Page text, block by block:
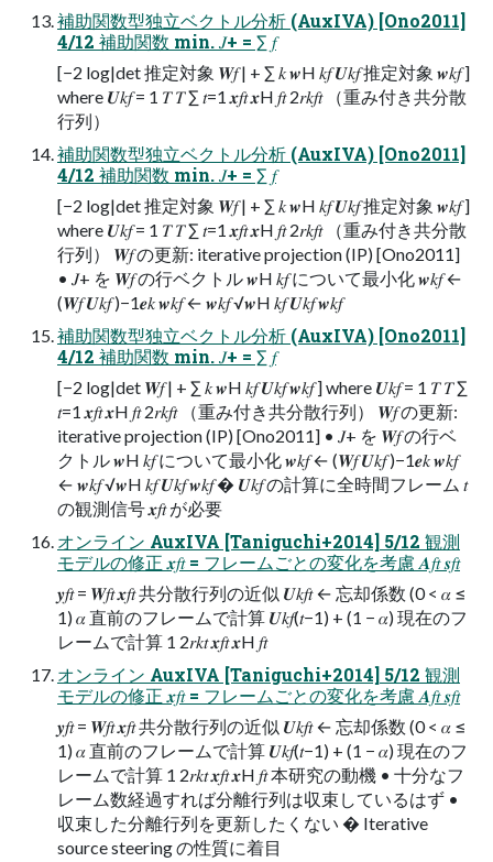
補助関数型独立ベクトル分析 (AuxIVA) [Ono2011]
4/12 補助関数 min. 𝐽+ = ∑ 𝑓
[−2 log|det 推定対象 𝑾𝑓 | + ∑ 𝑘 𝒘H 𝑘𝑓 𝑼𝑘𝑓 推定対象 𝒘𝑘𝑓 ]
where 𝑼𝑘𝑓 = 1 𝑇 𝑇 ∑ 𝑡=1 𝒙𝑓𝑡 𝒙H 𝑓𝑡 2𝑟𝑘𝑓𝑡 （重み付き共分散
行列）
補助関数型独立ベクトル分析 (AuxIVA) [Ono2011]
4/12 補助関数 min. 𝐽+ = ∑ 𝑓
[−2 log|det 推定対象 𝑾𝑓 | + ∑ 𝑘 𝒘H 𝑘𝑓 𝑼𝑘𝑓 推定対象 𝒘𝑘𝑓 ]
where 𝑼𝑘𝑓 = 1 𝑇 𝑇 ∑ 𝑡=1 𝒙𝑓𝑡 𝒙H 𝑓𝑡 2𝑟𝑘𝑓𝑡 （重み付き共分散
行列） 𝑾𝑓 の更新: iterative projection (IP) [Ono2011]
• 𝐽+ を 𝑾𝑓 の行ベクトル 𝒘H 𝑘𝑓 について最小化 𝒘𝑘𝑓 ←
(𝑾𝑓 𝑼𝑘𝑓 )−1𝒆𝑘 𝒘𝑘𝑓 ← 𝒘𝑘𝑓 √𝒘H 𝑘𝑓 𝑼𝑘𝑓 𝒘𝑘𝑓
補助関数型独立ベクトル分析 (AuxIVA) [Ono2011]
4/12 補助関数 min. 𝐽+ = ∑ 𝑓
[−2 log|det 𝑾𝑓 | + ∑ 𝑘 𝒘H 𝑘𝑓 𝑼𝑘𝑓 𝒘𝑘𝑓 ] where 𝑼𝑘𝑓 = 1 𝑇 𝑇 ∑
𝑡=1 𝒙𝑓𝑡 𝒙H 𝑓𝑡 2𝑟𝑘𝑓𝑡 （重み付き共分散行列） 𝑾𝑓 の更新:
iterative projection (IP) [Ono2011] • 𝐽+ を 𝑾𝑓 の行ベ
クトル 𝒘H 𝑘𝑓 について最小化 𝒘𝑘𝑓 ← (𝑾𝑓 𝑼𝑘𝑓 )−1𝒆𝑘 𝒘𝑘𝑓
← 𝒘𝑘𝑓 √𝒘H 𝑘𝑓 𝑼𝑘𝑓 𝒘𝑘𝑓 � 𝑼𝑘𝑓 の計算に全時間フレーム 𝑡
の観測信号 𝒙𝑓𝑡 が必要
オンライン AuxIVA [Taniguchi+2014] 5/12 観測
モデルの修正 𝒙𝑓𝑡 = フレームごとの変化を考慮 𝑨𝑓𝑡 𝒔𝑓𝑡
𝒚𝑓𝑡 = 𝑾𝑓𝑡 𝒙𝑓𝑡 共分散行列の近似 𝑼𝑘𝑓𝑡 ← 忘却係数 (0 < 𝛼 ≤
1) 𝛼 直前のフレームで計算 𝑼𝑘𝑓(𝑡−1) + (1 − 𝛼) 現在のフ
レームで計算 1 2𝑟𝑘𝑡 𝒙𝑓𝑡 𝒙H 𝑓𝑡
オンライン AuxIVA [Taniguchi+2014] 5/12 観測
モデルの修正 𝒙𝑓𝑡 = フレームごとの変化を考慮 𝑨𝑓𝑡 𝒔𝑓𝑡
𝒚𝑓𝑡 = 𝑾𝑓𝑡 𝒙𝑓𝑡 共分散行列の近似 𝑼𝑘𝑓𝑡 ← 忘却係数 (0 < 𝛼 ≤
1) 𝛼 直前のフレームで計算 𝑼𝑘𝑓(𝑡−1) + (1 − 𝛼) 現在のフ
レームで計算 1 2𝑟𝑘𝑡 𝒙𝑓𝑡 𝒙H 𝑓𝑡 本研究の動機 • 十分なフ
レーム数経過すれば分離行列は収束しているはず •
収束した分離行列を更新したくない � Iterative
source steering の性質に着目